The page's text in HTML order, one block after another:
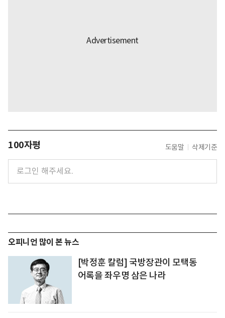
100자평 도움말 삭제기준
오피니언 많이 본 뉴스
[박정훈 칼럼] 국방장관이 모택동
어록을 좌우명 삼은 나라